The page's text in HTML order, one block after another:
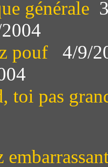
générale
pouf
4/9/
toi pas